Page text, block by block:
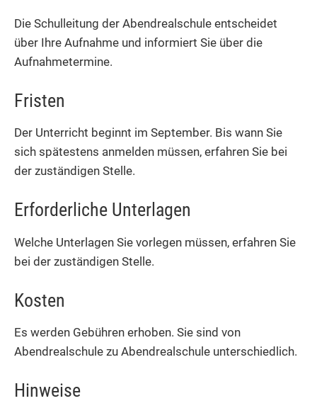
Die Schulleitung der Abendrealschule entscheidet
über Ihre Aufnahme und informiert Sie über die
Aufnahmetermine.
Fristen
Der Unterricht beginnt im September. Bis wann Sie
sich spätestens anmelden müssen, erfahren Sie bei
der zuständigen Stelle.
Erforderliche Unterlagen
Welche Unterlagen Sie vorlegen müssen, erfahren Sie
bei der zuständigen Stelle.
Kosten
Es werden Gebühren erhoben. Sie sind von
Abendrealschule zu Abendrealschule unterschiedlich.
Hinweise